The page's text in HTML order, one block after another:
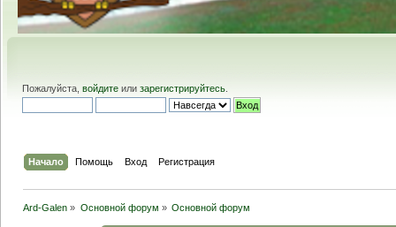
Пожалуйста, войдите или зарегистрируйтесь
Начало Помощь Вход Регистрация
Ard-Galen » Основной форум » Основной форум